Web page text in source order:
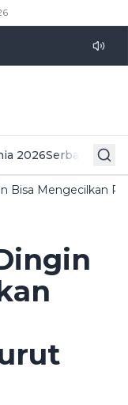
2026Serba Serbi
Bisa Mengecilkan